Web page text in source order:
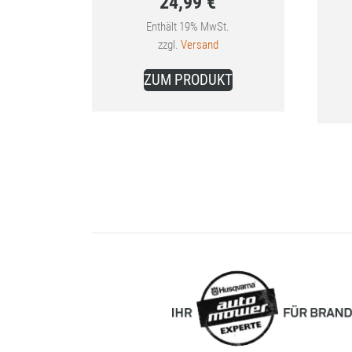
war:
Aktueller
Preis
ist:
Enthält 19% MwSt.
zzgl. Versand
ZUM PRODUKT